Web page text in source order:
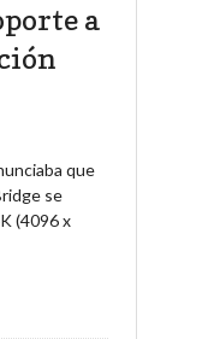
a
que
se
(4096 x